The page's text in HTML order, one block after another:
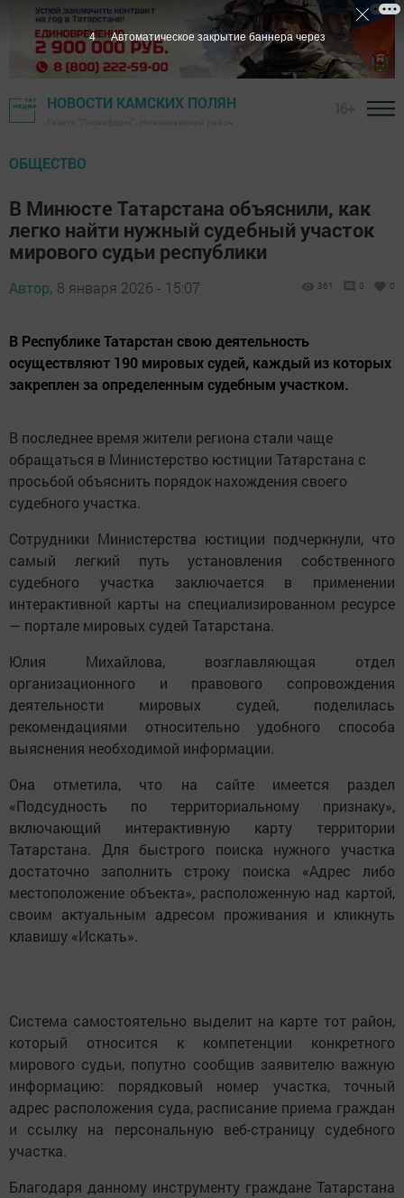
НОВОСТИ КАМСКИХ ПОЛЯН
ОБЩЕСТВО
В Минюсте Татарстана объяснили, как
легко найти нужный судебный участок
мирового судьи республики
Автор, 8 января 2026 - 15:07 361 0 0
В Республике Татарстан свою деятельность
осуществляют 190 мировых судей, каждый из которых
закреплен за определенным судебным участком.
В последнее время жители региона стали чаще
обращаться в Министерство юстиции Татарстана с
просьбой объяснить порядок нахождения своего
судебного участка.
Сотрудники Министерства юстиции подчеркнули, что
самый легкий путь установления собственного
судебного участка заключается в применении
интерактивной карты на специализированном ресурсе
— портале мировых судей Татарстана.
Юлия Михайлова, возглавляющая отдел
организационного и правового сопровождения
деятельности мировых судей, поделилась
рекомендациями относительно удобного способа
выяснения необходимой информации.
Она отметила, что на сайте имеется раздел
«Подсудность по территориальному признаку»,
включающий интерактивную карту территории
Татарстана. Для быстрого поиска нужного участка
достаточно заполнить строку поиска «Адрес либо
местоположение объекта», расположенную над картой,
своим актуальным адресом проживания и кликнуть
клавишу «Искать».
Система самостоятельно выделит на карте тот район,
который относится к компетенции конкретного
мирового судьи, попутно сообщив заявителю важную
информацию: порядковый номер участка, точный
адрес расположения суда, расписание приема граждан
и ссылку на персональную веб-страницу судебного
участка.
Благодаря данному инструменту граждане Татарстана
3 Автоматическое закрытие баннера через